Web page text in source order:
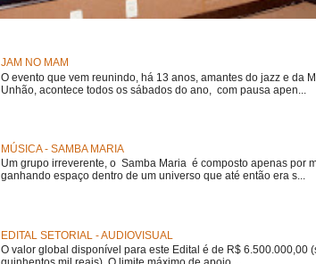
JAM NO MAM
O evento que vem reunindo, há 13 anos, amantes do jazz e da
Unhão, acontece todos os sábados do ano, com pausa apen...
MÚSICA - SAMBA MARIA
Um grupo irreverente, o Samba Maria é composto apenas por
ganhando espaço dentro de um universo que até então era s...
EDITAL SETORIAL - AUDIOVISUAL
O valor global disponível para este Edital é de R$ 6.500.000,00